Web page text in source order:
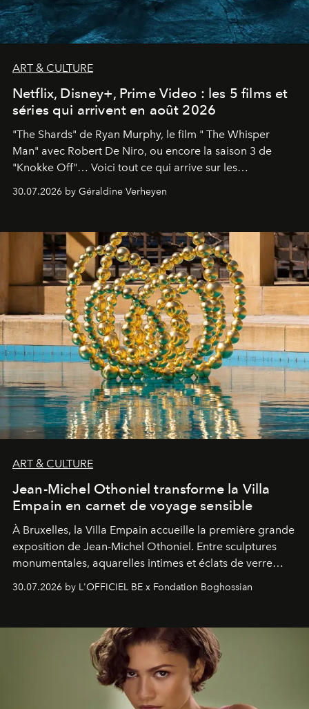
ART & CULTURE
Netflix, Disney+, Prime Video : les 5 films et
séries qui arrivent en août 2026
"The Shards" de Ryan Murphy, le film " The Whisper
Man" avec Robert De Niro, ou encore la saison 3 de
"Knokke Off"… Voici tout ce qui arrive sur les
30.07.2026 by Géraldine Verheyen
ART & CULTURE
Jean-Michel Othoniel transforme la Villa
Empain en carnet de voyage sensible
À Bruxelles, la Villa Empain accueille la première grande
exposition de Jean-Michel Othoniel. Entre sculptures
monumentales, aquarelles intimes et éclats de verre
émotionnel où chaque œuvre devient le souvenir
émerveillement.
30.07.2026 by L'OFFICIEL BE x Fondation Boghossian